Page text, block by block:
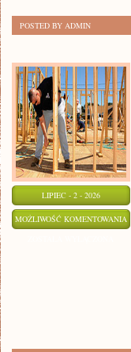
POSTED BY ADMIN
LIPIEC - 2 - 2026
MOŻLIWOŚĆ KOMENTOWANIA